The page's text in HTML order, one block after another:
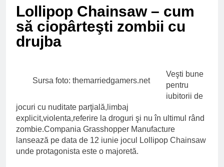
Earthing sau
beneficiile contactului
cu Pamantul
6 Ani Ago
Lollipop Chainsaw – cum
să ciopârteşti zombii cu
drujba
Sursa foto: themarriedgamers.net
Veşti bune
pentru
iubitorii de
jocuri cu nuditate parţială,limbaj
explicit,violenta,referire la droguri şi nu în ultimul rând
zombie.Compania Grasshopper Manufacture
lansează pe data de 12 iunie jocul Lollipop Chainsaw
unde protagonista este o majoretă.